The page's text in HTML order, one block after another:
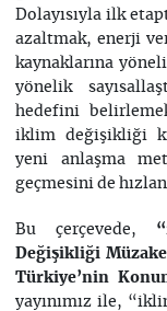
Dolayısıyla ilk
azaltmak, enerji
kaynaklarına
yönelik
hedefini
iklim değişikliği
yeni anlaşma
geçmesini de
Bu çerçevede,
Değişikliği
Türkiye’nin
yayınımız ile,